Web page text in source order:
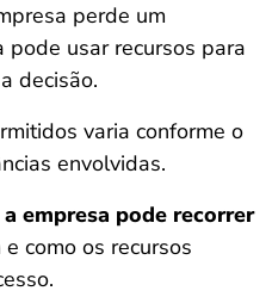
perde um
pode usar recursos para
decisão.
varia conforme o
envolvidas.
empresa pode recorrer
e como os recursos